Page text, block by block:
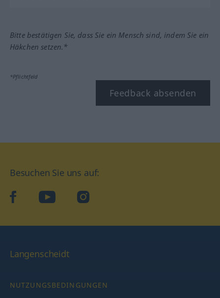
Bitte bestätigen Sie, dass Sie ein Mensch sind, indem Sie ein
Häkchen setzen.*
*Pflichtfeld
Feedback absenden
Besuchen Sie uns auf:
facebookYouTube Instagram
Langenscheidt
NUTZUNGSBEDINGUNGEN